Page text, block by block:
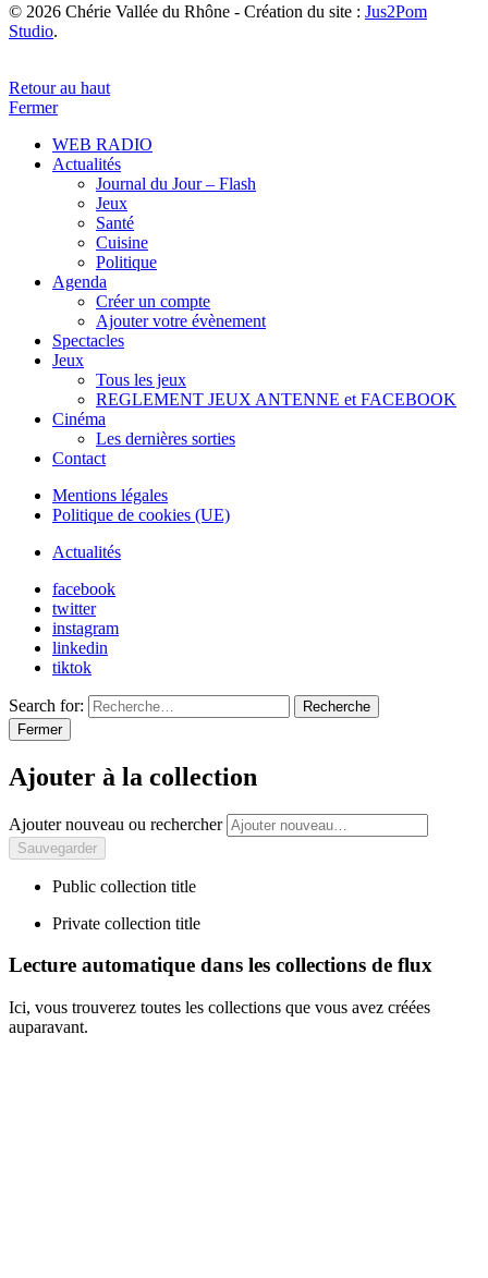
© 2026 Chérie Vallée du Rhône - Création du site : Jus2Pom
Studio.
Retour au haut
Fermer
WEB RADIO
Actualités
Journal du Jour – Flash
Jeux
Santé
Cuisine
Politique
Agenda
Créer un compte
Ajouter votre évènement
Spectacles
Jeux
Tous les jeux
REGLEMENT JEUX ANTENNE et FACEBOOK
Cinéma
Les dernières sorties
Contact
Mentions légales
Politique de cookies (UE)
Actualités
facebook
twitter
instagram
linkedin
tiktok
Search for:
Recherche
Fermer
Ajouter à la collection
Ajouter nouveau ou rechercher
Public collection title
Private collection title
Lecture automatique dans les collections de flux
Ici, vous trouverez toutes les collections que vous avez créées
auparavant.